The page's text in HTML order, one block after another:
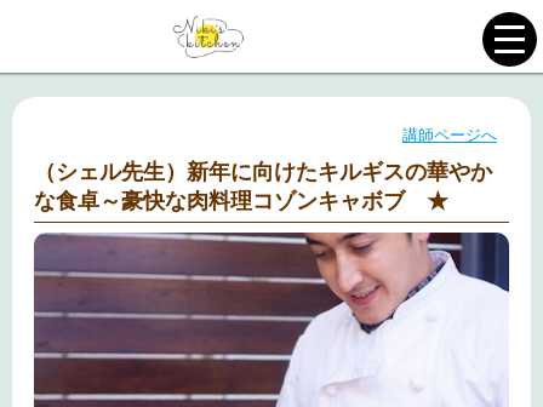
講師ページへ
（シェル先生）新年に向けたキルギスの華やか
な食卓～豪快な肉料理コゾンキャボブ ★